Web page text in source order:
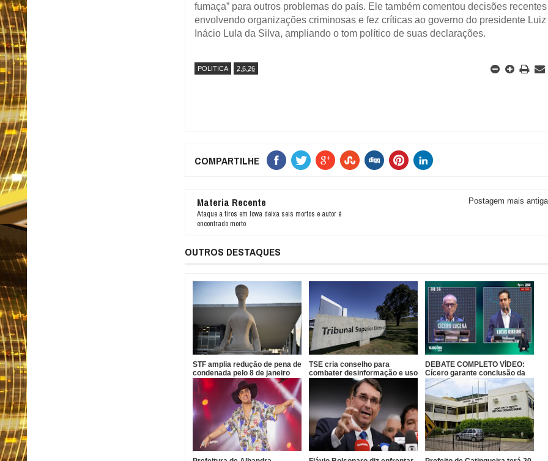
fumaça” para outros problemas do país. Ele também comentou decisões recentes
envolvendo organizações criminosas e fez críticas ao governo do presidente Luiz
Inácio Lula da Silva, ampliando o tom político de suas declarações.
POLITICA 2.6.26
COMPARTILHE
Materia Recente
Ataque a tiros em Iowa deixa seis mortos e autor é
encontrado morto
Postagem mais antiga
OUTROS DESTAQUES
STF amplia redução de pena de
condenada pelo 8 de janeiro
TSE cria conselho para
combater desinformação e uso
indevido de IA
DEBATE COMPLETO VÍDEO:
Cícero garante conclusão da
Ponte do Futuro e Lucas diz
que ex-prefeito tem
experiência com obra parada